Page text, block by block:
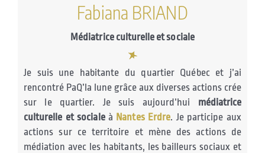
Fabiana BRIAND
Médiatrice culturelle et sociale
Je suis une habitante du quartier Québec et j’ai
rencontré PaQ’la lune grâce aux diverses actions crée
sur le quartier. Je suis aujourd’hui médiatrice
culturelle et socialeà Nantes Erdre. Je participe aux
actions sur ce territoire et mène des actions de
médiation avec les habitants, les bailleurs sociaux et